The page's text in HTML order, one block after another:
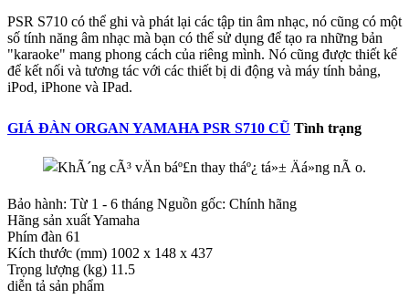
GIÁ ĐÀN ORGAN YAMAHA PSR S710 CŨDễ sử
dụngCó một số lượng lớn các chức năng và các tính
năng tích hợp với Yamaha PSR S710. Khi bạn lần trước
tiên nhìn thấy nó, bạn sẽ được mô tả với một lượng lớn
nút các điều khiển và các tính năng trong suốt chiều
bắt đầu lý tưởng cho người mới bắt đầu, vì nó có thể sẽ
S710, bạn sẽ thấy nó trở nên nhẹ nhàng hơn nhiều để chơi.
GIÁ ĐÀN ORGAN YAMAHA PSR S710 CŨ
Nếu bạn đam mê hát trong khi đánhđàn, Yamaha PSR S710
có một đầu vào cho một micro mà sẽ cho phép bạn hát cùng
PSR S710 có thể ghi và phát lại các tập tin âm nhạc, nó cũng có một
số tính năng âm nhạc mà bạn có thể sử dụng để tạo ra những bản
"karaoke" mang phong cách của riêng mình. Nó cũng được thiết kế
để kết nối và tương tác với các thiết bị di động và máy tính bảng,
iPod, iPhone và IPad.
GIÁ ĐÀN ORGAN YAMAHA PSR S710 CŨ Tình trạng
Bảo hành: Từ 1 - 6 tháng Nguồn gốc: Chính hãng
Hãng sản xuất Yamaha
Phím đàn 61
Kích thước (mm) 1002 x 148 x 437
Trọng lượng (kg) 11.5
diễn tả sản phẩm